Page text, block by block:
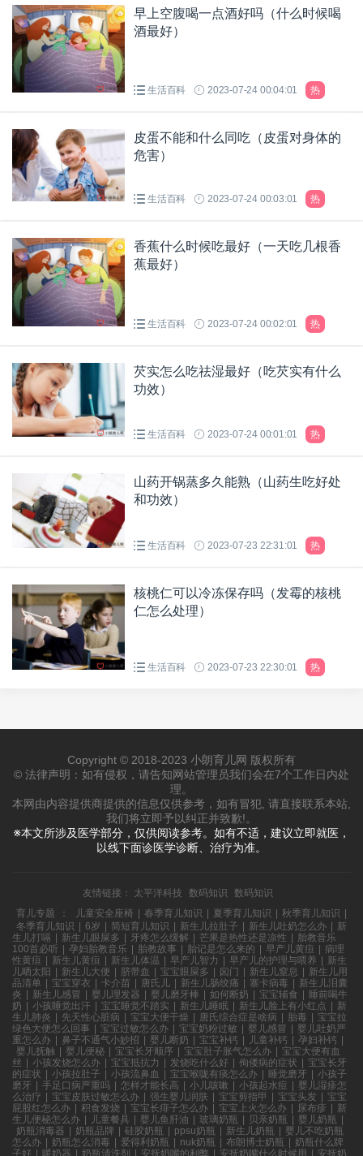
早上空腹喝一点酒好吗（什么时候喝
酒最好）
生活百科 2023-07-24 00:04:01 热
皮蛋不能和什么同吃（皮蛋对身体的
危害）
生活百科 2023-07-24 00:03:01 热
香蕉什么时候吃最好（一天吃几根香
蕉最好）
生活百科 2023-07-24 00:02:01 热
芡实怎么吃祛湿最好（吃芡实有什么
功效）
生活百科 2023-07-24 00:01:01 热
山药开锅蒸多久能熟（山药生吃好处
和功效）
生活百科 2023-07-23 22:31:01 热
核桃仁可以冷冻保存吗（发霉的核桃
仁怎么处理）
生活百科 2023-07-23 22:30:01 热
Copyright © 2018-2023 小朗育儿网 版权所有
© 法律声明：如有侵权，请告知网站管理员我们会在7个工作日内处
理。
本网由内容提供商提供的信息仅供参考，如有冒犯, 请直接联系本站,
我们将立即予以纠正并致歉!。
※本文所涉及医学部分，仅供阅读参考。如有不适，建议立即就医，
以线下面诊医学诊断、治疗为准。
友情链接： 太平洋科技 数码知识
数码知识
育儿专题
： 儿童安全座椅 | 春季育儿知识 | 夏季育儿知识 | 秋季育儿知识 |
冬季育儿知识 | 6岁 | 简短育儿知识 | 新生儿拉肚子 | 新生儿吐奶怎么办 | 新
生儿打嗝 | 新生儿眼屎多 | 牙疼怎么缓解 | 芒果是热性还是凉性 | 胎教音乐
100首必听 | 孕妇胎教音乐 | 胎教故事 | 胎记是怎么来的 | 早产儿黄疸 | 病理
性黄疸 | 新生儿黄疸 | 新生儿体温 | 早产儿智力 | 早产儿的护理与喂养 | 新生
儿晒太阳 | 新生儿大便 | 脐带血 | 宝宝眼屎多 | 囟门 | 新生儿窒息 | 新生儿用
品清单 | 宝宝穿衣 | 卡介苗 | 唐氏儿 | 新生儿肠绞痛 | 寨卡病毒 | 新生儿泪囊
炎 | 新生儿感冒 | 婴儿理发器 | 婴儿磨牙棒 | 如何断奶 | 宝宝辅食 | 睡前喝牛
奶 | 小孩睡觉出汗 | 宝宝睡觉不踏实 | 新生儿睡眠 | 新生儿脸上有小红点 | 新
生儿肺炎 | 先天性心脏病 | 宝宝大便干燥 | 唐氏综合症是啥病 | 胎毒 | 宝宝拉
绿色大便怎么回事 | 宝宝过敏怎么办 | 宝宝奶粉过敏 | 婴儿感冒 | 婴儿吐奶严
重怎么办 | 鼻子不通气小妙招 | 婴儿断奶 | 宝宝补钙 | 儿童补钙 | 孕妇补钙 |
婴儿抚触 | 婴儿便秘 | 宝宝长牙顺序 | 宝宝肚子胀气怎么办 | 宝宝大便有血
丝 | 小孩发烧怎么办 | 宝宝抵抗力 | 发烧吃什么好 | 佝偻病的症状 | 宝宝长牙
的症状 | 小孩拉肚子 | 小孩流鼻血 | 宝宝喉咙有痰怎么办 | 睡觉磨牙 | 小孩子
磨牙 | 手足口病严重吗 | 怎样才能长高 | 小儿咳嗽 | 小孩起水痘 | 婴儿湿疹怎
么治疗 | 宝宝皮肤过敏怎么办 | 强生婴儿润肤 | 宝宝剪指甲 | 宝宝头发 | 宝宝
屁股红怎么办 | 积食发烧 | 宝宝长痱子怎么办 | 宝宝上火怎么办 | 尿布疹 | 新
生儿便秘怎么办 | 儿童餐具 | 婴儿鱼肝油 | 玻璃奶瓶 | 贝亲奶瓶 | 婴儿奶瓶 |
奶瓶消毒器 | 奶瓶品牌 | 硅胶奶瓶 | ppsu奶瓶 | 新生儿奶瓶 | 婴儿不吃奶瓶
怎么办 | 奶瓶怎么消毒 | 爱得利奶瓶 | nuk奶瓶 | 布朗博士奶瓶 | 奶瓶什么牌
子好 | 暖奶器 | 奶瓶清洗剂 | 安抚奶嘴的利弊 | 安抚奶嘴什么时候用 | 安抚奶